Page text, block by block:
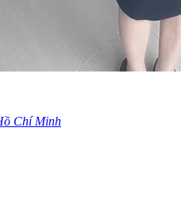
Chí Minh